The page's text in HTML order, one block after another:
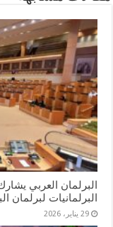
البرلمان العربي
البرلمانيات لبرلمان
29 يناير، 2026